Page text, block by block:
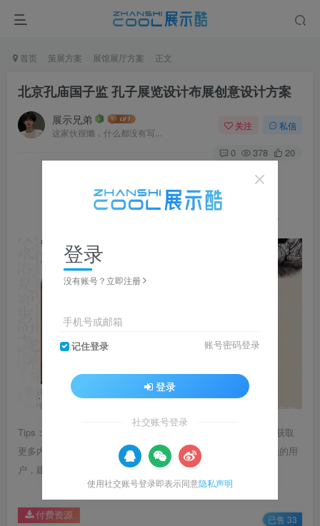
首页 策展方案 展馆展厅方案 正文
北京孔庙国子监 孔子展览设计布展创意设计方案
展示兄弟
这家伙很懒，什么都没有写...
关注 私信
0 378 20
放大，左右滑动浏览，更多资料在下载区获取
Tips：1.内容图片或视频可能会有压缩，若文章提供下载服务，获取
更多内容（无展示酷水印）可在下方下载； 2.没有百度网盘会员的用
户，建议用123云盘可获得更快的下载速度。
付费资源 已售 33
登录
没有账号？立即注册
手机号或邮箱
记住登录 账号密码登录
登录
社交账号登录
使用社交账号登录即表示同意隐私声明